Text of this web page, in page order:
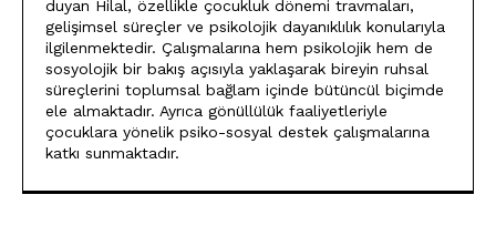
duyan Hilal, özellikle çocukluk dönemi travmaları,
gelişimsel süreçler ve psikolojik dayanıklılık konularıyla
ilgilenmektedir. Çalışmalarına hem psikolojik hem de
sosyolojik bir bakış açısıyla yaklaşarak bireyin ruhsal
süreçlerini toplumsal bağlam içinde bütüncül biçimde
ele almaktadır. Ayrıca gönüllülük faaliyetleriyle
çocuklara yönelik psiko-sosyal destek çalışmalarına
katkı sunmaktadır.